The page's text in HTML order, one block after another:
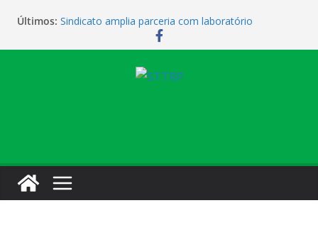
Últimos: Sindicato amplia parceria com laboratório
Sindicato homenageia a categoria pelo Dia do
Motorista
Sindicato realiza assembleia para orientar
cobradores sobre novas possibilidades de